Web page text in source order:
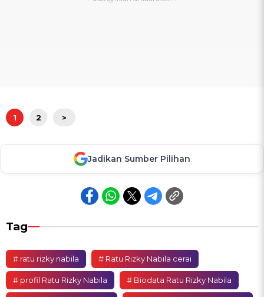
1 2 >
Jadikan Sumber Pilihan
Tag
# ratu rizky nabila # Ratu Rizky Nabila cerai
# profil Ratu Rizky Nabila # Biodata Ratu Rizky Nabila